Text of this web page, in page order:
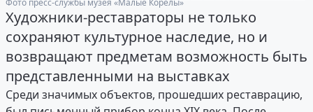
Фото пресс-службы музея «Малые Корелы»
Художники-реставраторы не только
сохраняют культурное наследие, но и
возвращают предметам возможность быть
представленными на выставках
Среди значимых объектов, прошедших реставрацию,